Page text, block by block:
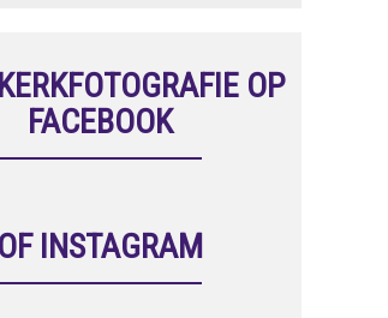
OP
FACEBOOK
OF INSTAGRAM